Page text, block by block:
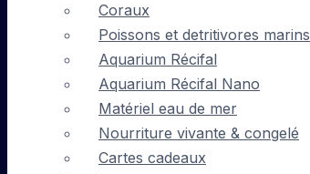
Coraux
Poissons et detritivores marins
Aquarium Récifal
Aquarium Récifal Nano
Matériel eau de mer
Nourriture vivante & congelé
Cartes cadeaux